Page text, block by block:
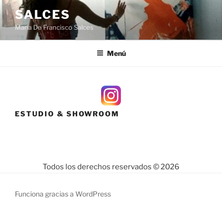
Saltar
contenido
SALCES
María De Francisco Salces
Menú
ESTUDIO & SHOWROOM
Todos los derechos reservados © 2026
Funciona gracias a WordPress